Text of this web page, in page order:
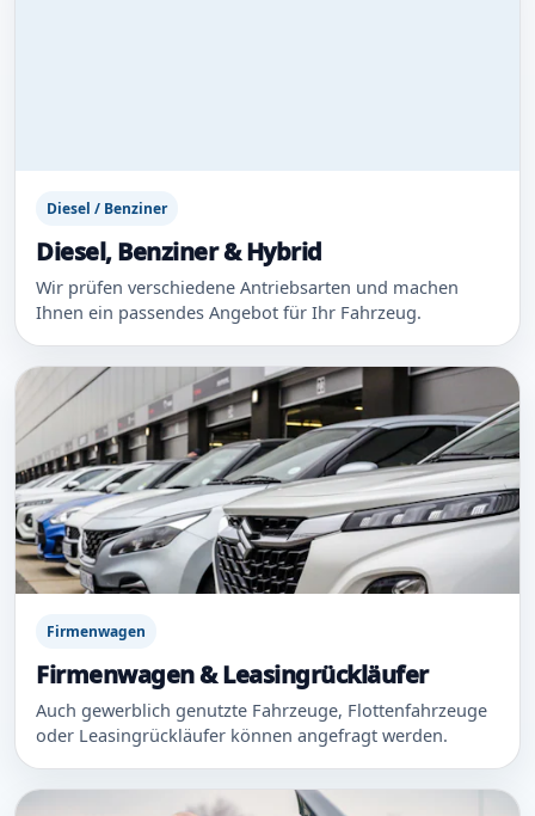
Diesel / Benziner
Diesel, Benziner & Hybrid
Wir prüfen verschiedene Antriebsarten und machen
Ihnen ein passendes Angebot für Ihr Fahrzeug.
Firmenwagen
Firmenwagen & Leasingrückläufer
Auch gewerblich genutzte Fahrzeuge, Flottenfahrzeuge
oder Leasingrückläufer können angefragt werden.